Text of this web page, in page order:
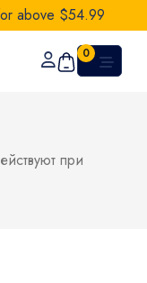
above $54.99
0
при